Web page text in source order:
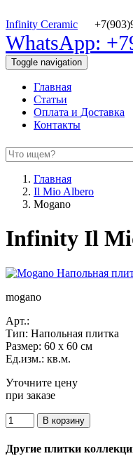
Infinity Ceramic
WhatsApp:
Toggle navigation
Главная
Статьи
Оплата и Доставка
Контакты
Главная
Il Mio Albero
Mogano
Infinity Il
mogano
Арт.:
Тип: Напольная плитка
Размер: 60 x 60 см
Ед.изм.: кв.м.
Уточните цену
при заказе
Другие плитки